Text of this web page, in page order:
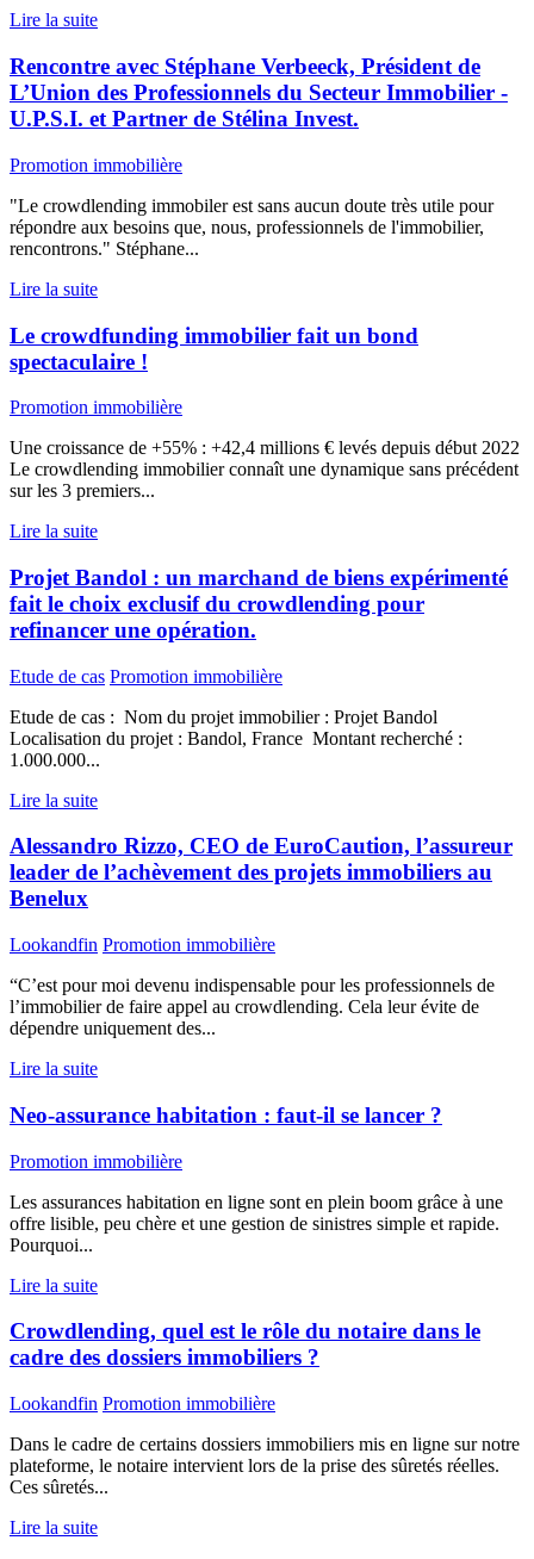
Lire la suite
Rencontre avec Stéphane Verbeeck, Président de
L’Union des Professionnels du Secteur Immobilier -
U.P.S.I. et Partner de Stélina Invest.
Promotion immobilière
"Le crowdlending immobiler est sans aucun doute très utile pour
répondre aux besoins que, nous, professionnels de l'immobilier,
rencontrons." Stéphane...
Lire la suite
Le crowdfunding immobilier fait un bond
spectaculaire !
Promotion immobilière
Une croissance de +55% : +42,4 millions € levés depuis début 2022
Le crowdlending immobilier connaît une dynamique sans précédent
sur les 3 premiers...
Lire la suite
Projet Bandol : un marchand de biens expérimenté
fait le choix exclusif du crowdlending pour
refinancer une opération.
Etude de cas Promotion immobilière
Etude de cas : Nom du projet immobilier : Projet Bandol
Localisation du projet : Bandol, France Montant recherché :
1.000.000...
Lire la suite
Alessandro Rizzo, CEO de EuroCaution, l’assureur
leader de l’achèvement des projets immobiliers au
Benelux
Lookandfin Promotion immobilière
“C’est pour moi devenu indispensable pour les professionnels de
l’immobilier de faire appel au crowdlending. Cela leur évite de
dépendre uniquement des...
Lire la suite
Neo-assurance habitation : faut-il se lancer ?
Promotion immobilière
Les assurances habitation en ligne sont en plein boom grâce à une
offre lisible, peu chère et une gestion de sinistres simple et rapide.
Pourquoi...
Lire la suite
Crowdlending, quel est le rôle du notaire dans le
cadre des dossiers immobiliers ?
Lookandfin Promotion immobilière
Dans le cadre de certains dossiers immobiliers mis en ligne sur notre
plateforme, le notaire intervient lors de la prise des sûretés réelles.
Ces sûretés...
Lire la suite